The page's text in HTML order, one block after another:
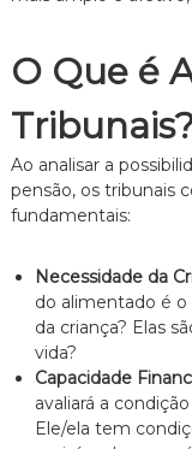
O Que é
Ao analisar a
pensão, os tribunais
fundamentais:
Necessidade da
do alimentado é o
da criança? Elas
vida?
Capacidade
avaliará a
Ele/ela tem